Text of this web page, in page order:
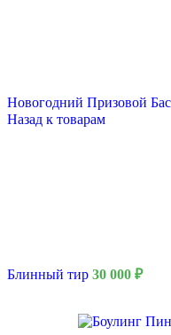
Новогодний Призовой
Назад к товарам
Блинный тир 30 000 ₽